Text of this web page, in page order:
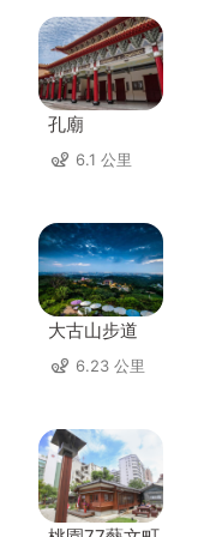
孔廟
6.1 公里
大古山步道
6.23 公里